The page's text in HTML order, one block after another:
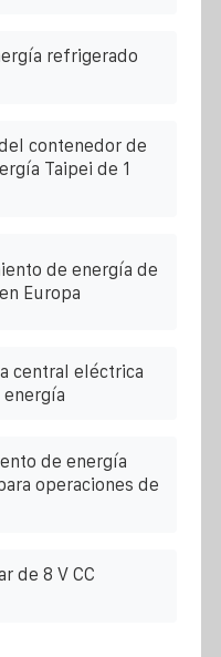
refrigerado
contenedor de
Taipei de 1
de energía de
Europa
central eléctrica
de energía
operaciones de
de 8 V CC